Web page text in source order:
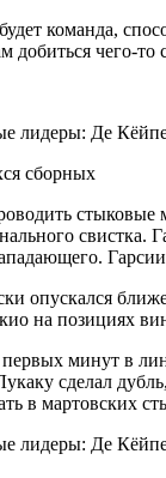
команда,
чего-то
сборных
свистка.
опускался
на позициях
минут в
сделал
в мартовских